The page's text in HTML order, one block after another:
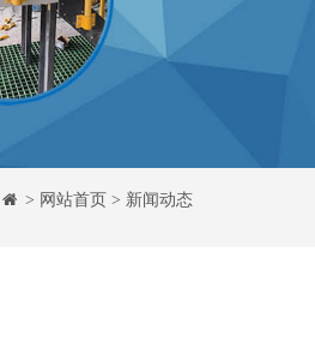
> 网站首页 > 新闻动态